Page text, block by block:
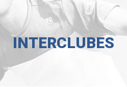
INTERCLUBES